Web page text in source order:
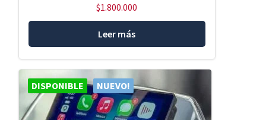
$1.800.000
Leer más
DISPONIBLE NUEVO!